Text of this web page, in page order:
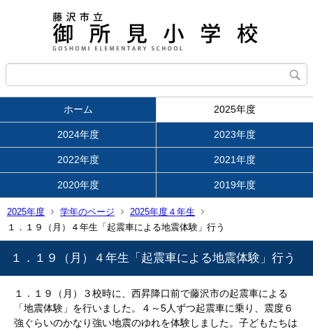
ホーム 2025年度
2024年度 2023年度
2022年度 2021年度
2020年度 2019年度
2025年度 学年のページ
2025年度４年生
１．１９（月）４年生「起震車による地震体験」行う
１．１９（月）４年生「起震車による地震体験」行う
１．１９（月）３校時に、西昇降口前で藤沢市の起震車による
「地震体験」を行いました。４～5人ずつ起震車に乗り、震度６
強ぐらいのかなり強い地震のゆれを体験しました。子どもたちは